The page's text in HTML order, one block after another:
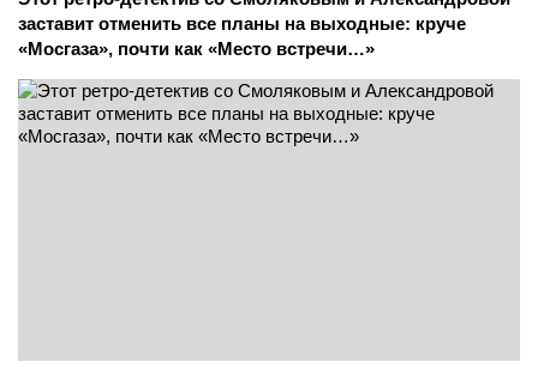
заставит отменить все планы на выходные: круче
«Мосгаза», почти как «Место встречи…»